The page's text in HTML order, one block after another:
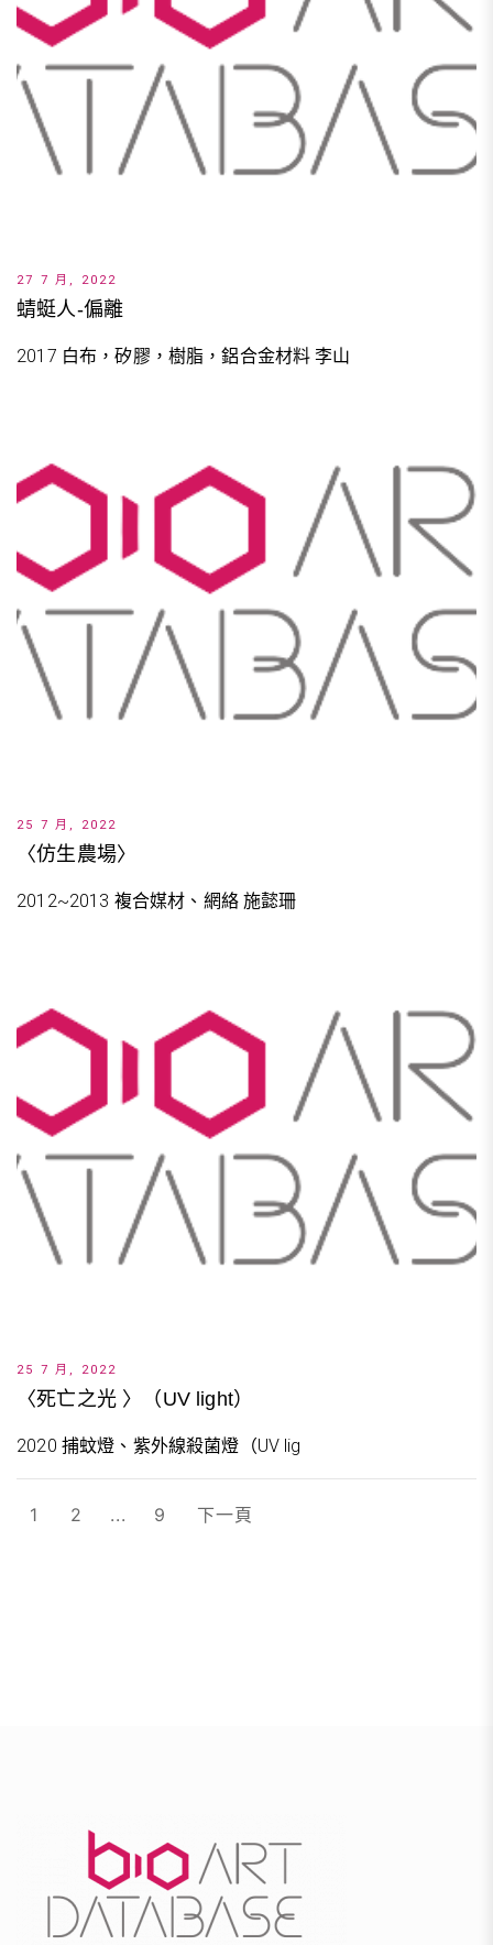
27 7 月, 2022
蜻蜓人-偏離
2017 白布，矽膠，樹脂，鋁合金材料 李山
25 7 月, 2022
〈仿生農場〉
2012~2013 複合媒材、網絡 施懿珊
25 7 月, 2022
〈死亡之光 〉（UV light）
2020 捕蚊燈、紫外線殺菌燈（UV lig
文
1 2 ... 9 下一頁